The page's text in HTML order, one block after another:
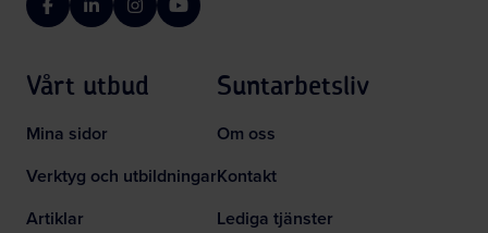
FacebookLinkedInInstagramYouTube
Vårt utbud
Mina sidor
Verktyg och utbildningar
Artiklar
Suntarbetsliv
Om oss
Kontakt
Lediga tjänster